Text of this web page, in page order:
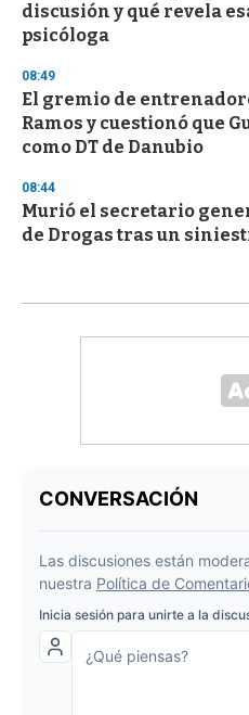
discusión y qué revela
psicóloga
08:49
El gremio de
Ramos y cuestionó que
como DT de Danubio
08:44
Murió el secretario
de Drogas tras un